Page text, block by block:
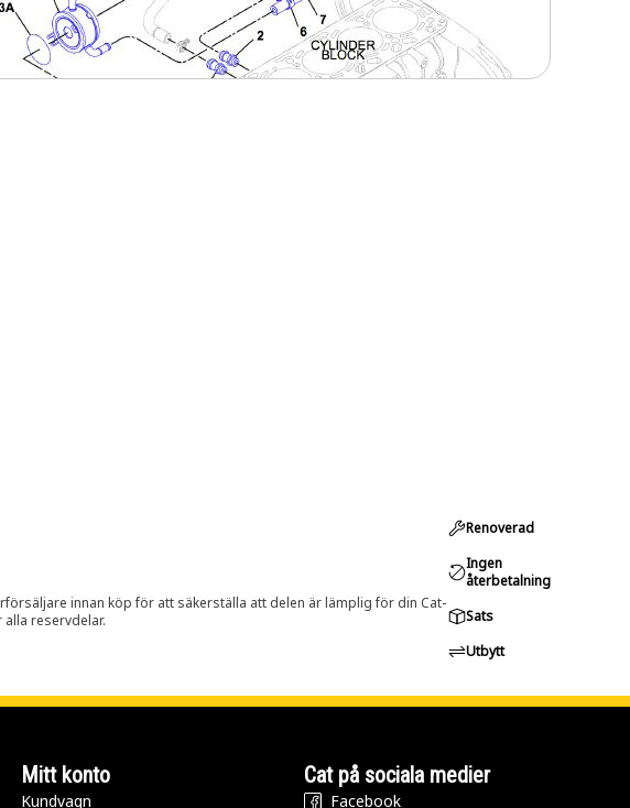
innan köp för att säkerställa att delen är lämplig för din Cat-
reservdelar.
Renoverad
Ingen
återbetalning
Sats
Utbytt
Mitt konto
Kundvagn
Cat på sociala medier
Facebook